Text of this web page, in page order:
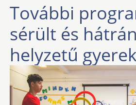
További
sérült és
helyzetű